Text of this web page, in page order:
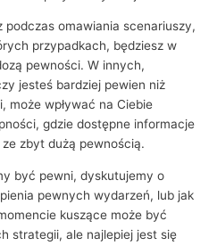
omawiania scenariuszy,
przypadkach, będziesz w
pewności. W innych,
jesteś bardziej pewien niż
może wpływać na Ciebie
gdzie dostępne informacje
zbyt dużą pewnością.
być pewni, dyskutujemy o
pewnych wydarzeń, lub jak
kuszące może być
strategii, ale najlepiej jest się